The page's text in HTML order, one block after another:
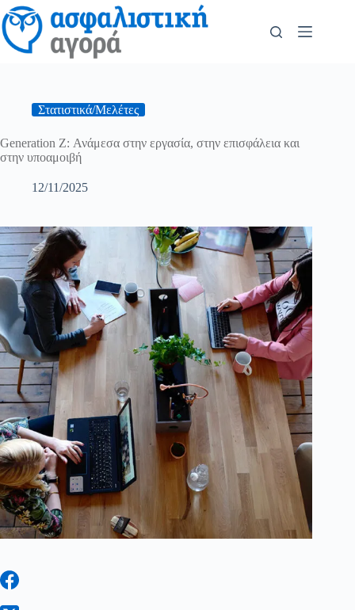
Στατιστικά/Μελέτες
Generation Z: Ανάμεσα στην εργασία, στην επισφάλεια και
στην υποαμοιβή
12/11/2025